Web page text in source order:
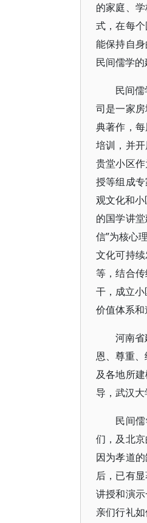
的家庭、
式，在每
能保持自
民间儒学
民间
司是一家
典著作，
培训，并
贵堂小区
授等组成
观文化和
的国学讲
信”为核心
文化可持
等，结合
干，成立小
价值体系和
河南
恩、尊重
及各地所
导，武汉
民间
们，及北
因为孝道
后，已有
讲授和演
亲们行礼